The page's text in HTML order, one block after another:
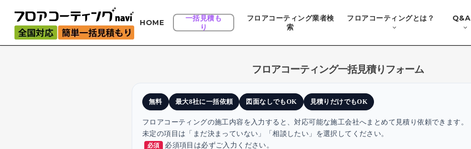
content
HOME
一括見積も
り
フロアコーティング業者検
索
フロアコーティングとは？ Q&A
フロアコーティング一括見積りフォーム
無料 最大8社に一括依頼 図面なしでもOK 見積りだけでもOK
フロアコーティングの施工内容を入力すると、対応可能な施工会社へまとめて見積り依頼できます。
未定の項目は「まだ決まっていない」「相談したい」を選択してください。
必須 必須項目は必ずご入力ください。